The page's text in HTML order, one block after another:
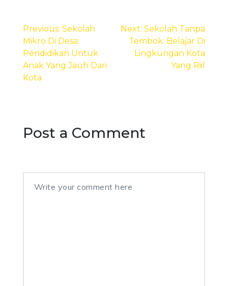
navigation
Previous: Sekolah
Mikro Di Desa:
Pendidikan Untuk
Anak Yang Jauh Dari
Kota
Next: Sekolah Tanpa
Tembok: Belajar Di
Lingkungan Kota
Yang Riil
Post a Comment